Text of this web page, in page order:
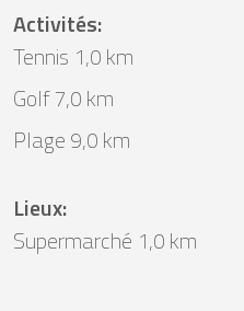
Activités:
Tennis 1,0 km
Golf 7,0 km
Plage 9,0 km
Lieux:
Supermarché 1,0 km